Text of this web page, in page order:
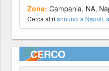
Zona: Campania, NA,
Cerca altri annunci a Napoli,
CERCO